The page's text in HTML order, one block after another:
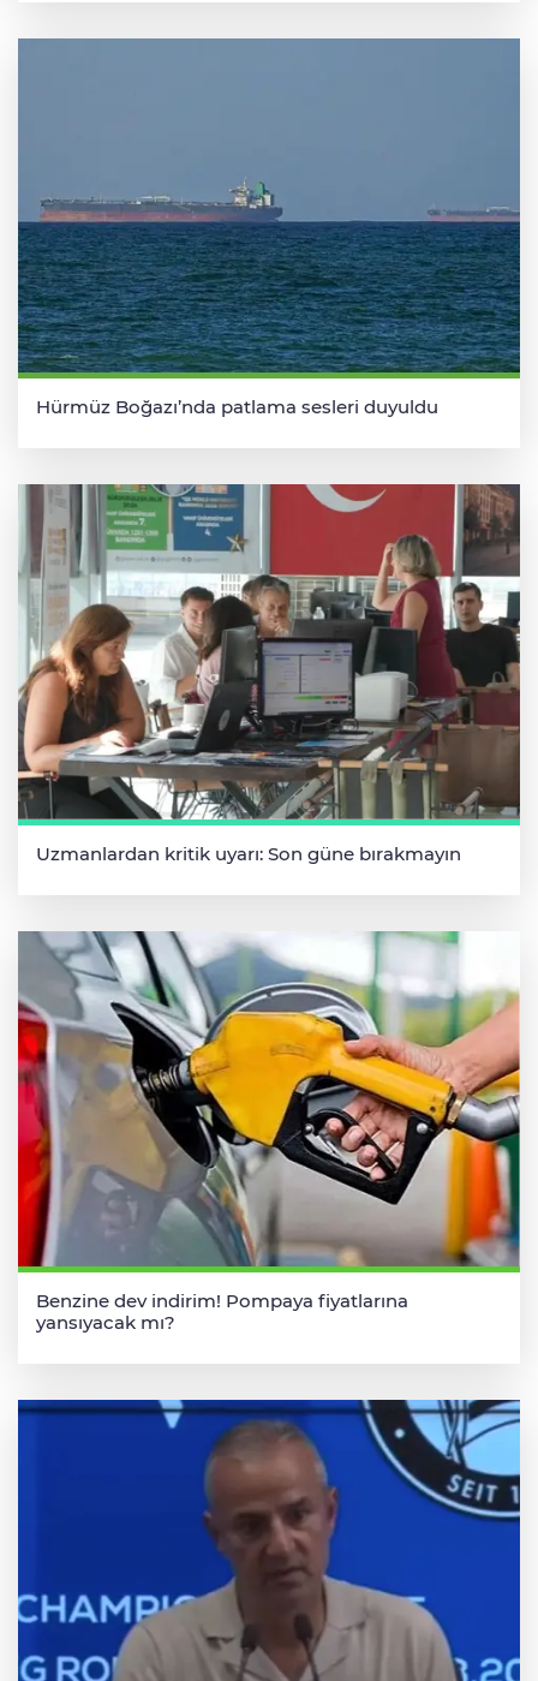
Hürmüz Boğazı’nda patlama sesleri duyuldu
Uzmanlardan kritik uyarı: Son güne bırakmayın
Benzine dev indirim! Pompaya fiyatlarına
yansıyacak mı?